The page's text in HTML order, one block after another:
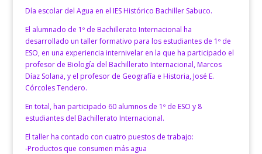
Día escolar del Agua en el IES Histórico Bachiller Sabuco.
El alumnado de 1º de Bachillerato Internacional ha
desarrollado un taller formativo para los estudiantes de 1º de
ESO, en una experiencia internivelar en la que ha participado el
profesor de Biología del Bachillerato Internacional, Marcos
Díaz Solana, y el profesor de Geografía e Historia, José E.
Córcoles Tendero.
En total, han participado 60 alumnos de 1º de ESO y 8
estudiantes del Bachillerato Internacional.
El taller ha contado con cuatro puestos de trabajo:
-Productos que consumen más agua